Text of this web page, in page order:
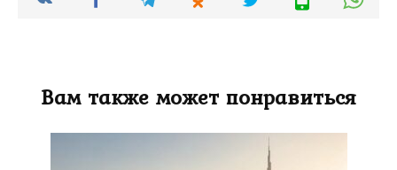
Вам также может понравиться